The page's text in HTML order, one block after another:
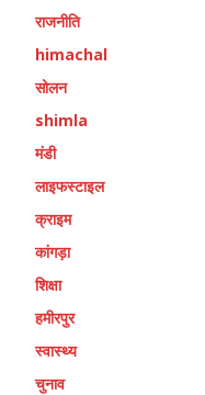
राजनीति
himachal
सोलन
shimla
मंडी
लाइफस्टाइल
क्राइम
कांगड़ा
शिक्षा
हमीरपुर
स्वास्थ्य
चुनाव